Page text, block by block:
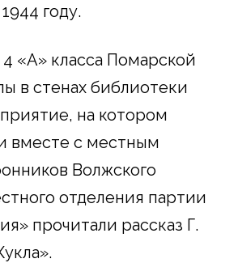
году.
«А» класса Помарской
в стенах библиотеки
на котором
вместе с местным
Волжского
отделения партии
прочитали рассказ Г.